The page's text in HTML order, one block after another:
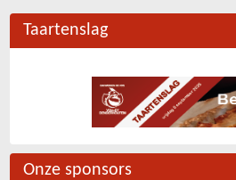
Taartenslag
Onze sponsors